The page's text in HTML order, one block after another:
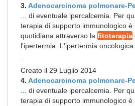
3. Adenocarcinoma polmonare-
... di eventuale ipercalcemia. Per
terapia di supporto immunologico è
quotidiana attraverso la fitoterapia
l'ipertermia. L'ipertermia oncologica
Creato il 29 Luglio 2014
4. Adenocarcinoma polmonare-
... di eventuale ipercalcemia. Per
terapia di supporto immunologico è